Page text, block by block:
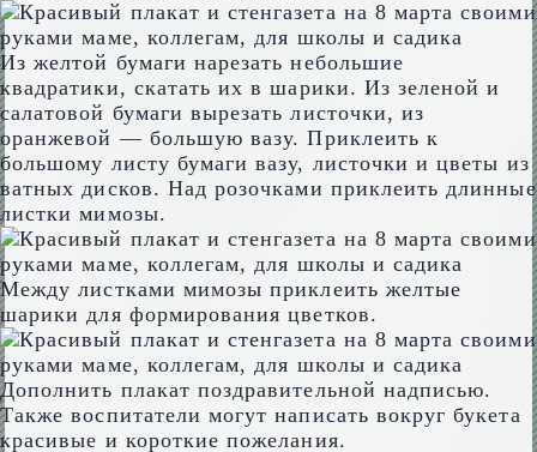
Из желтой бумаги нарезать небольшие
квадратики, скатать их в шарики. Из зеленой и
салатовой бумаги вырезать листочки, из
оранжевой — большую вазу. Приклеить к
большому листу бумаги вазу, листочки и цветы из
ватных дисков. Над розочками приклеить длинные
листки мимозы.
Между листками мимозы приклеить желтые
шарики для формирования цветков.
Дополнить плакат поздравительной надписью.
Также воспитатели могут написать вокруг букета
красивые и короткие пожелания.